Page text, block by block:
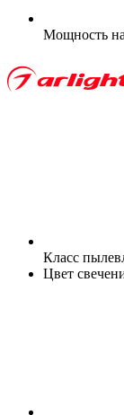
Мощность
Класс
Цвет